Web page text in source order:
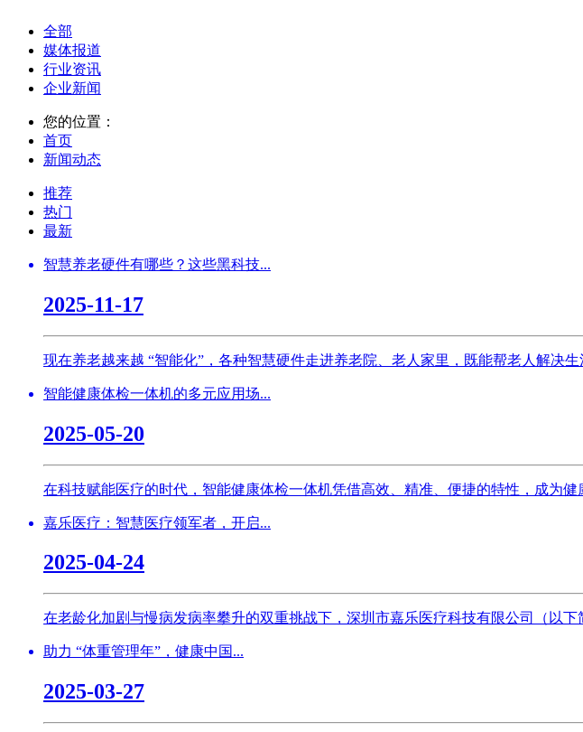
全部
媒体报道
行业资讯
企业新闻
您的位置：
首页
新闻动态
推荐
热门
最新
智慧养老硬件有哪些？这些黑科技...
2025-11-17
现在养老越来越 “智能化”，各种智慧硬件走进养老院、老人家里，既能帮老人解决
智能健康体检一体机的多元应用场...
2025-05-20
在科技赋能医疗的时代，智能健康体检一体机凭借高效、精准、便捷的特性，成为
嘉乐医疗：智慧医疗领军者，开启...
2025-04-24
在老龄化加剧与慢病发病率攀升的双重挑战下，深圳市嘉乐医疗科技有限公司（以
助力 “体重管理年”，健康中国...
2025-03-27